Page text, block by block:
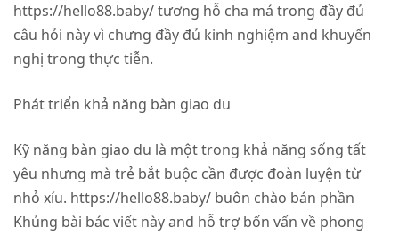
https://hello88.baby/ tương hỗ cha má trong đầy đủ
câu hỏi này vì chưng đầy đủ kinh nghiệm and khuyến
nghị trong thực tiễn.
Phát triển khả năng bàn giao du
Kỹ năng bàn giao du là một trong khả năng sống tất
yêu nhưng mà trẻ bắt buộc cần được đoàn luyện từ
nhỏ xíu. https://hello88.baby/ buôn chào bán phần
Khủng bài bác viết này and hỗ trợ bốn vấn về phong